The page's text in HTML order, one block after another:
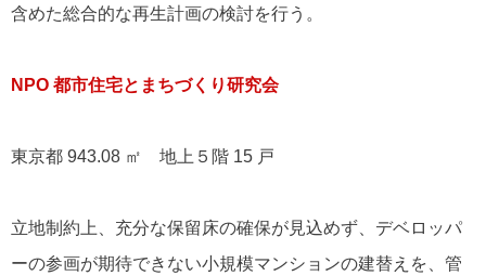
含めた総合的な再生計画の検討を行う。
NPO 都市住宅とまちづくり研究会
東京都 943.08 ㎡ 地上５階 15 戸
立地制約上、充分な保留床の確保が見込めず、デベロッパ
ーの参画が期待できない小規模マンションの建替えを、管